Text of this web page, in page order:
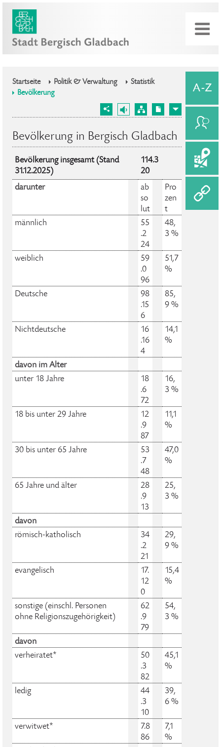
Startseite Politik & Verwaltung
Statistik
Bevölkerung
Bevölkerung in Bergisch Gladbach
Bevölkerung insgesamt (Stand
31.12.2025)
114.3
20
darunter
ab
so
lut
Pro
zen
t
männlich
55
.2
24
48,
3 %
weiblich
59
.0
96
51,7
%
Deutsche
98
.15
6
85,
9 %
Nichtdeutsche
16
.16
4
14,1
%
davon im Alter
unter 18 Jahre
18
.6
72
16,
3 %
18 bis unter 29 Jahre
12
.9
87
11,1
%
30 bis unter 65 Jahre
53
.7
48
47,0
%
65 Jahre und älter
28
.9
13
25,
3 %
davon
römisch-katholisch
34
.2
21
29,
9 %
evangelisch
17.
12
0
15,4
%
sonstige (einschl. Personen
ohne Religionszugehörigkeit)
62
.9
79
54,
3 %
davon
verheiratet*
50
.3
82
45,1
%
ledig
44
.3
10
39,
6 %
verwitwet*
7.8
86
7,1
%